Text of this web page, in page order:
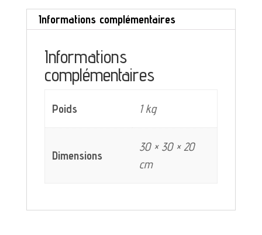
Onnaing
décor
Informations complémentaires
Informations
complémentaires
Poids 1 kg
Dimensions
30 × 30 × 20
cm